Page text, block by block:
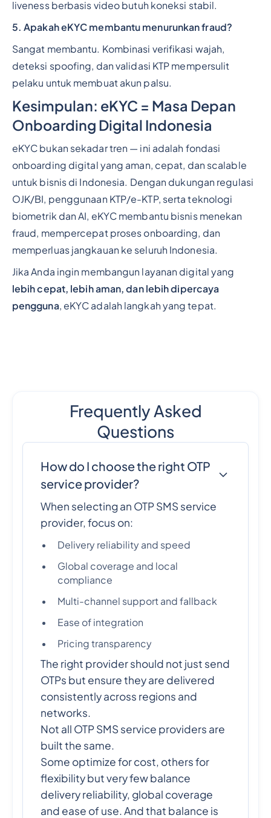
liveness berbasis video butuh koneksi stabil.
5. Apakah eKYC membantu menurunkan fraud?
Sangat membantu. Kombinasi verifikasi wajah,
deteksi spoofing, dan validasi KTP mempersulit
pelaku untuk membuat akun palsu.
Kesimpulan: eKYC = Masa Depan
Onboarding Digital Indonesia
eKYC bukan sekadar tren — ini adalah fondasi
onboarding digital yang aman, cepat, dan scalable
untuk bisnis di Indonesia. Dengan dukungan regulasi
OJK/BI, penggunaan KTP/e-KTP, serta teknologi
biometrik dan AI, eKYC membantu bisnis menekan
fraud, mempercepat proses onboarding, dan
memperluas jangkauan ke seluruh Indonesia.
Jika Anda ingin membangun layanan digital yang
lebih cepat, lebih aman, dan lebih dipercaya
pengguna, eKYC adalah langkah yang tepat.
Frequently Asked
Questions
How do I choose the right OTP
service provider?
When selecting an OTP SMS service
provider, focus on:
Delivery reliability and speed
Global coverage and local
compliance
Multi-channel support and fallback
Ease of integration
Pricing transparency
The right provider should not just send
OTPs but ensure they are delivered
consistently across regions and
networks.
Not all OTP SMS service providers are
built the same.
Some optimize for cost, others for
flexibility but very few balance
delivery reliability, global coverage
and ease of use. And that balance is